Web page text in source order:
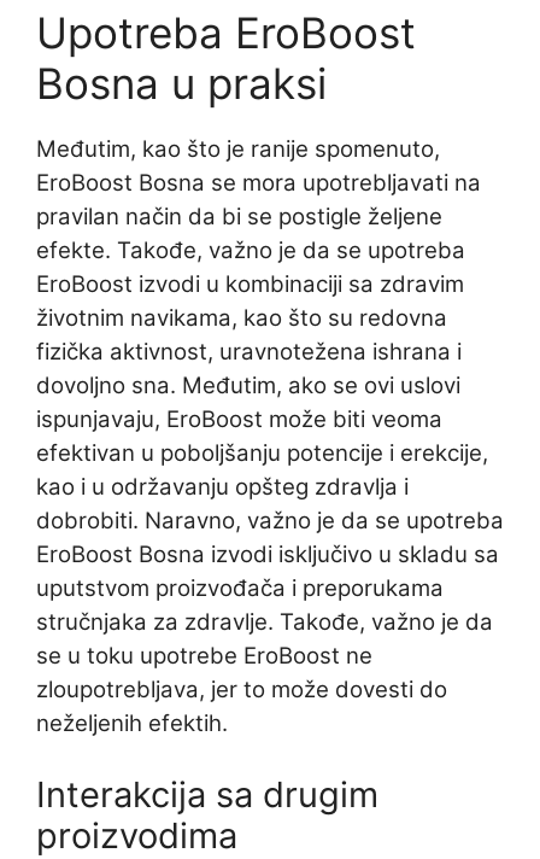
Upotreba EroBoost
Bosna u praksi
Međutim, kao što je ranije spomenuto,
EroBoost Bosna se mora upotrebljavati na
pravilan način da bi se postigle željene
efekte. Takođe, važno je da se upotreba
EroBoost izvodi u kombinaciji sa zdravim
životnim navikama, kao što su redovna
fizička aktivnost, uravnotežena ishrana i
dovoljno sna. Međutim, ako se ovi uslovi
ispunjavaju, EroBoost može biti veoma
efektivan u poboljšanju potencije i erekcije,
kao i u održavanju opšteg zdravlja i
dobrobiti. Naravno, važno je da se upotreba
EroBoost Bosna izvodi isključivo u skladu sa
uputstvom proizvođača i preporukama
stručnjaka za zdravlje. Takođe, važno je da
se u toku upotrebe EroBoost ne
zloupotrebljava, jer to može dovesti do
neželjenih efektih.
Interakcija sa drugim
proizvodima